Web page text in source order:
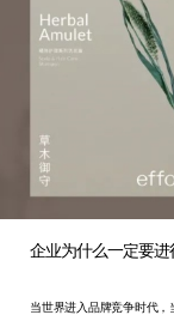
企业为什么一定要进
当世界进入品牌竞争时代